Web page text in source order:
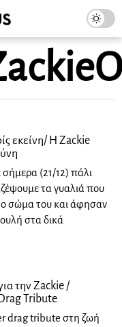
εκείνη/ Η Zackie
(21/12) πάλι
τα γυαλιά που
σώμα του και άφησαν
στα δικά
την Zackie /
Tribute
drag tribute στη ζωή